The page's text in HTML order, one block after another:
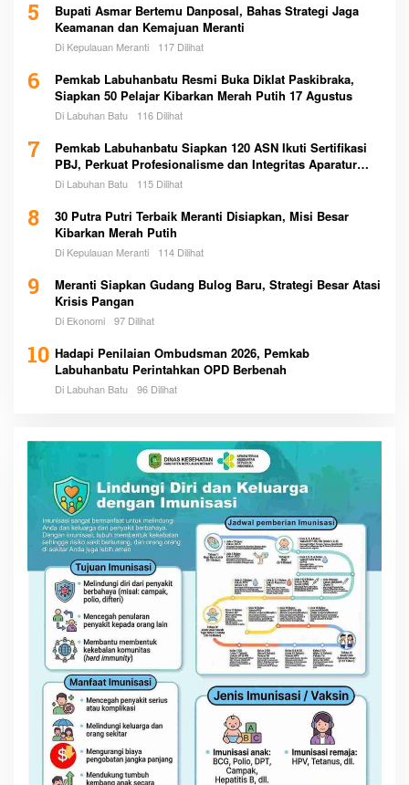
5
Bupati Asmar Bertemu Danposal, Bahas Strategi Jaga
Keamanan dan Kemajuan Meranti
Di Kepulauan Meranti 117 Dilihat
6
Pemkab Labuhanbatu Resmi Buka Diklat Paskibraka,
Siapkan 50 Pelajar Kibarkan Merah Putih 17 Agustus
Di Labuhan Batu 116 Dilihat
7
Pemkab Labuhanbatu Siapkan 120 ASN Ikuti Sertifikasi
PBJ, Perkuat Profesionalisme dan Integritas Aparatur
Pemerintah
Di Labuhan Batu 115 Dilihat
8
30 Putra Putri Terbaik Meranti Disiapkan, Misi Besar
Kibarkan Merah Putih
Di Kepulauan Meranti 114 Dilihat
9
Meranti Siapkan Gudang Bulog Baru, Strategi Besar Atasi
Krisis Pangan
Di Ekonomi 97 Dilihat
10 Hadapi Penilaian Ombudsman 2026, Pemkab
Labuhanbatu Perintahkan OPD Berbenah
Di Labuhan Batu 96 Dilihat